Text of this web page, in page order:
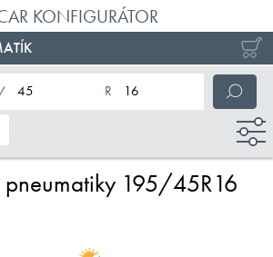
KONFIGURÁTOR
pneumatiky
nominálny priemer pneumatiky
pneumatiky 195/45R16